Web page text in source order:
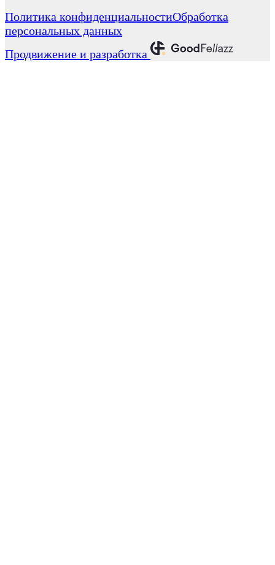
Политика конфиденциальностиОбработка
персональных данных
Продвижение и разработка